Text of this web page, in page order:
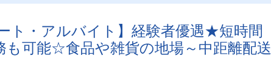
ト・アルバイト】経験者優遇★短時間
も可能☆食品や雑貨の地場～中距離配送